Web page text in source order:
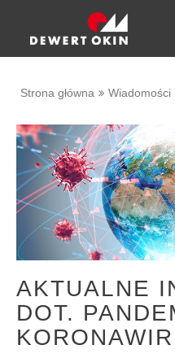
Strona główna Wiadomości
AKTUALNE
DOT.